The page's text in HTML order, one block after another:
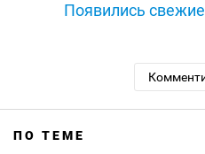
Появились
ПО ТЕМЕ